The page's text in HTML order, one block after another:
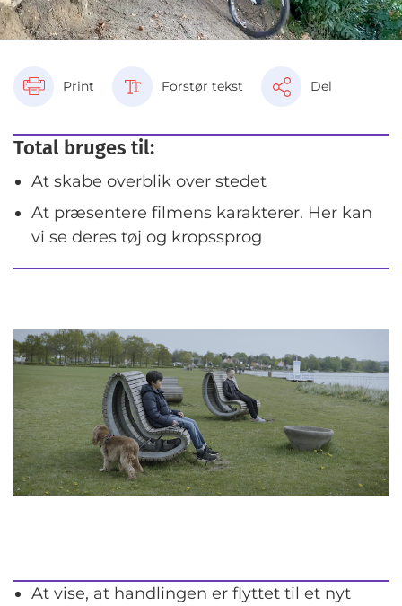
Print Forstør tekst Del
Total bruges til:
At skabe overblik over stedet
At præsentere filmens karakterer. Her kan
vi se deres tøj og kropssprog
At vise, at handlingen er flyttet til et nyt